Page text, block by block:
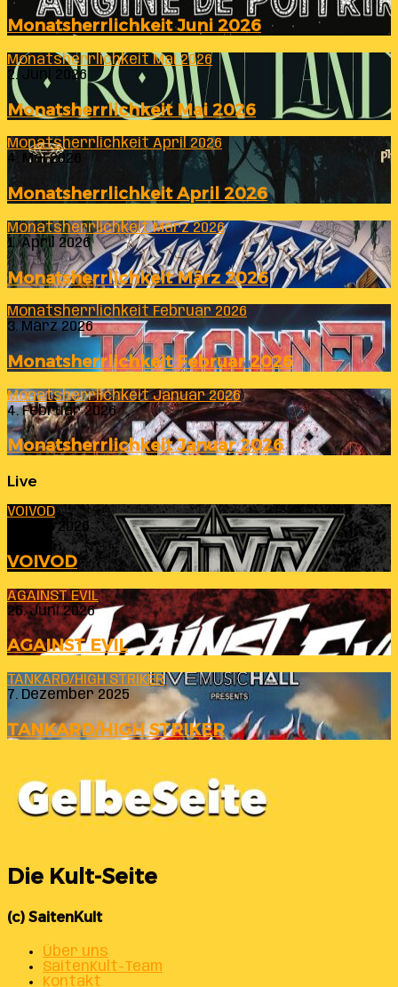
Monatsherrlichkeit Juni 2026
Monatsherrlichkeit Mai 2026
2. Juni 2026
Monatsherrlichkeit Mai 2026
Monatsherrlichkeit April 2026
4. Mai 2026
Monatsherrlichkeit April 2026
Monatsherrlichkeit März 2026
1. April 2026
Monatsherrlichkeit März 2026
Monatsherrlichkeit Februar 2026
3. März 2026
Monatsherrlichkeit Februar 2026
Monatsherrlichkeit Januar 2026
4. Februar 2026
Monatsherrlichkeit Januar 2026
Live
VOIVOD
23. Juli 2026
VOIVOD
AGAINST EVIL
26. Juni 2026
AGAINST EVIL
TANKARD/HIGH STRIKER
7. Dezember 2025
TANKARD/HIGH STRIKER
Die Kult-Seite
(c) SaitenKult
Über uns
SaitenKult-Team
Kontakt